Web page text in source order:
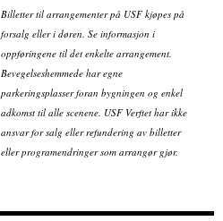
Billetter til arrangementer på USF kjøpes på
forsalg eller i døren. Se informasjon i
oppføringene til det enkelte arrangement.
Bevegelseshemmede har egne
parkeringsplasser foran bygningen og enkel
adkomst til alle scenene. USF Verftet har ikke
ansvar for salg eller refundering av billetter
eller programendringer som arrangør gjør.